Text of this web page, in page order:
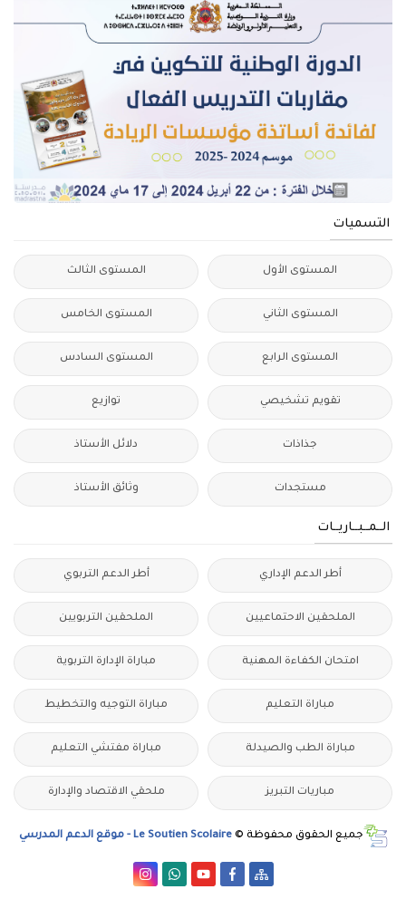
التسميات
المستوى الأول المستوى الثالث
المستوى الثاني المستوى الخامس
المستوى الرابع المستوى السادس
تقويم تشخيصي توازيع
جذاذات دلائل الأستاذ
مستجدات وثائق الأستاذ
الــمــبــاريــات
أطر الدعم الإداري أطر الدعم التربوي
الملحقين الاحتماعيين الملحقين التربويين
امتحان الكفاءة المهنية مباراة الإدارة التربوية
مباراة التعليم مباراة التوجيه والتخطيط
مباراة الطب والصيدلة مباراة مفتشي التعليم
مباريات التبريز ملحقي الاقتصاد والإدارة
جميع الحقوق محفوظة © Le Soutien Scolaire - موقع الدعم المدرسي